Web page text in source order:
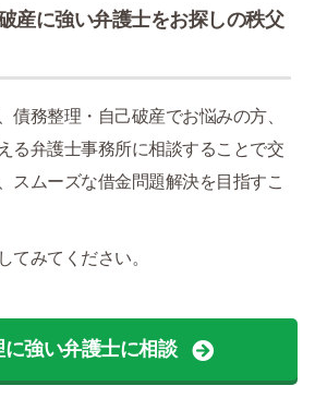
産に強い弁護士をお探しの秩父
債務整理・自己破産でお悩みの方、
る弁護士事務所に相談することで交
スムーズな借金問題解決を目指すこ
てみてください。
に強い弁護士に相談